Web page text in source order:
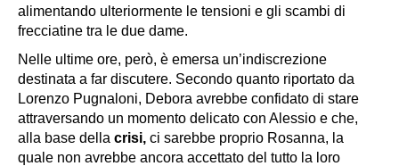
alimentando ulteriormente le tensioni e gli scambi di
frecciatine tra le due dame.
Nelle ultime ore, però, è emersa un’indiscrezione
destinata a far discutere. Secondo quanto riportato da
Lorenzo Pugnaloni, Debora avrebbe confidato di stare
attraversando un momento delicato con Alessio e che,
alla base della crisi, ci sarebbe proprio Rosanna, la
quale non avrebbe ancora accettato del tutto la loro